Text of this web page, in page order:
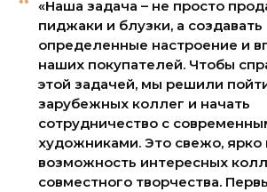
«Наша задача – не просто
пиджаки и блузки, а создавать
определенные настроение и
наших покупателей. Чтобы
этой задачей, мы решили
зарубежных коллег и начать
сотрудничество с
художниками. Это свежо, ярко
возможность интересных
совместного творчества.